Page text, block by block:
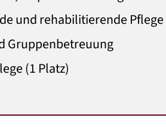
und rehabilitierende Pflege
Gruppenbetreuung
(1 Platz)